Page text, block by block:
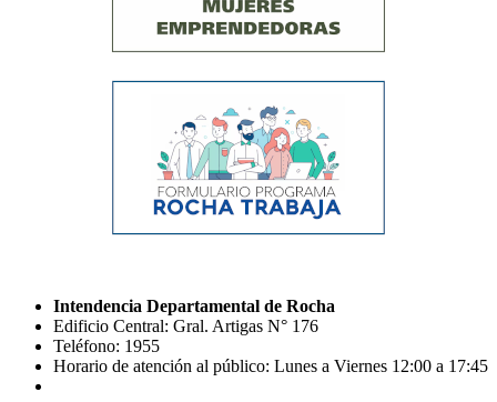
Intendencia Departamental de Rocha
Edificio Central: Gral. Artigas N° 176
Teléfono: 1955
Horario de atención al público: Lunes a Viernes 12:00 a 17:45